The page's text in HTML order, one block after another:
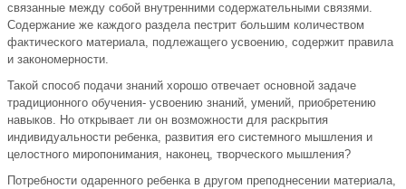
связанные между собой внутренними содержательными связями.
Содержание же каждого раздела пестрит большим количеством
фактического материала, подлежащего усвоению, содержит правила
и закономерности.
Такой способ подачи знаний хорошо отвечает основной задаче
традиционного обучения- усвоению знаний, умений, приобретению
навыков. Но открывает ли он возможности для раскрытия
индивидуальности ребенка, развития его системного мышления и
целостного миропонимания, наконец, творческого мышления?
Потребности одаренного ребенка в другом преподнесении материала,